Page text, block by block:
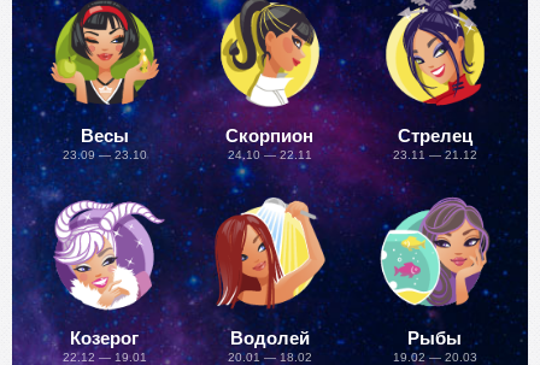
Весы
23.09 — 23.10
Скорпион
24.10 — 22.11
Стрелец
23.11 — 21.12
Козерог
22.12 — 19.01
Водолей
20.01 — 18.02
Рыбы
19.02 — 20.03